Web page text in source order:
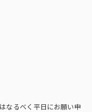
なるべく平日にお願い申